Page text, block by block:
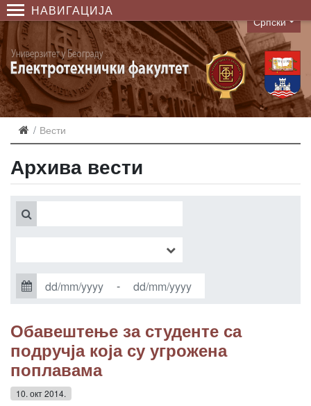
НАВИГАЦИЈА
Language
Српски
Вести
Архива вести
-
Обавештење за студенте са
подручја која су угрожена
поплавама
10. окт 2014.